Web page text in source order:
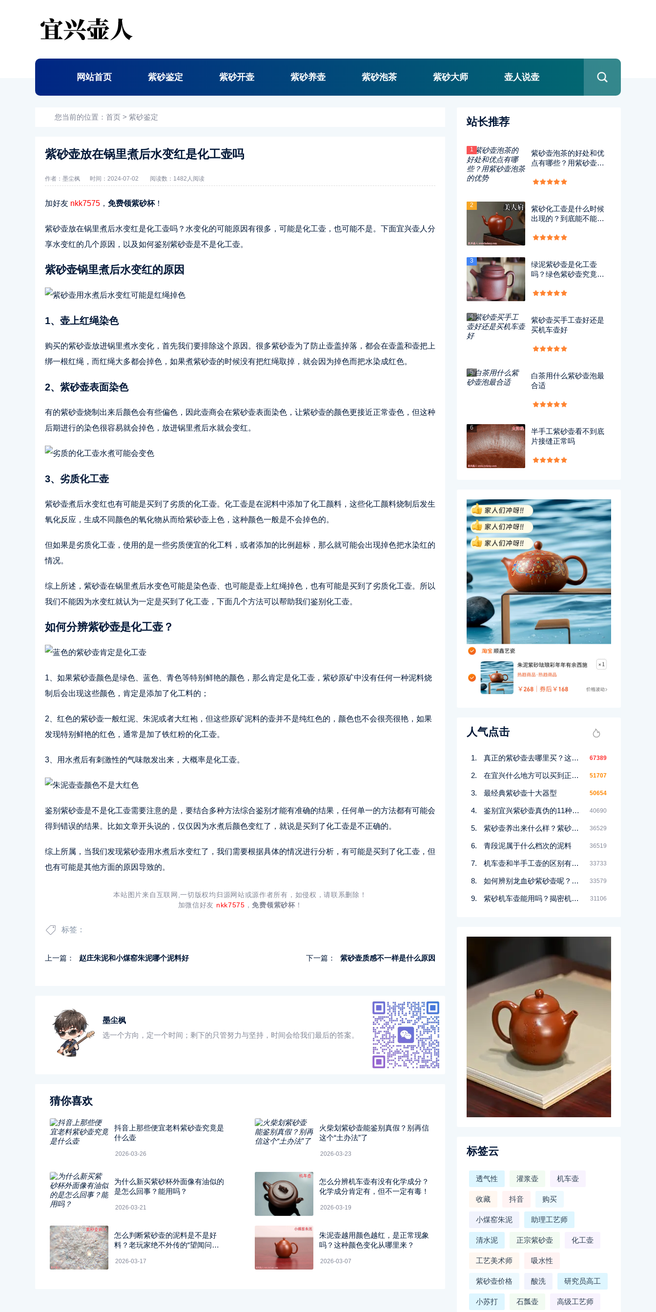
网站首页 紫砂鉴定 紫砂开壶 紫砂养壶 紫砂泡茶 紫砂大师 壶人说壶
您当前的位置： 首页 > 紫砂鉴定
紫砂壶放在锅里煮后水变红是化工壶吗
作者：墨尘枫 时间：2024-07-02 阅读数： 1482人阅读
加好友 nkk7575 ， 免费领紫砂杯！
紫砂壶放在锅里煮后水变红是化工壶吗？水变化的可能原因有很多，可能是化工壶，也可能不是。下面宜兴壶人分
享水变红的几个原因，以及如何鉴别紫砂壶是不是化工壶。
紫砂壶锅里煮后水变红的原因
1、壶上红绳染色
购买的紫砂壶放进锅里煮水变化，首先我们要排除这个原因。很多紫砂壶为了防止壶盖掉落，都会在壶盖和壶把上
绑一根红绳，而红绳大多都会掉色，如果煮紫砂壶的时候没有把红绳取掉，就会因为掉色而把水染成红色。
2、紫砂壶表面染色
有的紫砂壶烧制出来后颜色会有些偏色，因此壶商会在紫砂壶表面染色，让紫砂壶的颜色更接近正常壶色，但这种
后期进行的染色很容易就会掉色，放进锅里煮后水就会变红。
3、劣质化工壶
紫砂壶煮后水变红也有可能是买到了劣质的化工壶。化工壶是在泥料中添加了化工颜料，这些化工颜料烧制后发生
氧化反应，生成不同颜色的氧化物从而给紫砂壶上色，这种颜色一般是不会掉色的。
但如果是劣质化工壶，使用的是一些劣质便宜的化工料，或者添加的比例超标，那么就可能会出现掉色把水染红的
情况。
综上所述，紫砂壶在锅里煮后水变色可能是染色壶、也可能是壶上红绳掉色，也有可能是买到了劣质化工壶。所以
我们不能因为水变红就认为一定是买到了化工壶，下面几个方法可以帮助我们鉴别化工壶。
如何分辨紫砂壶是化工壶？
1、如果紫砂壶颜色是绿色、蓝色、青色等特别鲜艳的颜色，那么肯定是化工壶，紫砂原矿中没有任何一种泥料烧
制后会出现这些颜色，肯定是添加了化工料的；
2、红色的紫砂壶一般红泥、朱泥或者大红袍，但这些原矿泥料的壶并不是纯红色的，颜色也不会很亮很艳，如果
发现特别鲜艳的红色，通常是加了铁红粉的化工壶。
3、用水煮后有刺激性的气味散发出来，大概率是化工壶。
鉴别紫砂壶是不是化工壶需要注意的是，要结合多种方法综合鉴别才能有准确的结果，任何单一的方法都有可能会
得到错误的结果。比如文章开头说的，仅仅因为水煮后颜色变红了，就说是买到了化工壶是不正确的。
综上所属，当我们发现紫砂壶用水煮后水变红了，我们需要根据具体的情况进行分析，有可能是买到了化工壶，但
也有可能是其他方面的原因导致的。
本站图片来自互联网,一切版权均归源网站或源作者所有，如侵权，请联系删除！
加微信好友 nkk7575 ，免费领紫砂杯！
标签：
上一篇： 赵庄朱泥和小煤窑朱泥哪个泥料好 下一篇： 紫砂壶质感不一样是什么原因
墨尘枫
选一个方向，定一个时间；剩下的只管努力与坚持，时间会给我们最后的答案。
猜你喜欢
抖音上那些便宜老料紫砂壶究竟是
什么壶
2026-03-26
火柴划紫砂壶能鉴别真假？别再信
这个“土办法”了
2026-03-23
为什么新买紫砂杯外面像有油似的
是怎么回事？能用吗？
2026-03-21
怎么分辨机车壶有没有化学成分？
化学成分肯定有，但不一定有毒！
2026-03-19
怎么判断紫砂壶的泥料是不是好
料？老玩家绝不外传的“望闻问
2026-03-17
朱泥壶越用颜色越红，是正常现象
吗？这种颜色变化从哪里来？
2026-03-07
站长推荐
1
紫砂壶泡茶的好处和优
点有哪些？用紫砂壶泡
2
紫砂化工壶是什么时候
出现的？到底能不能
3
绿泥紫砂壶是化工壶
吗？绿色紫砂壶究竟有
4
紫砂壶买手工壶好还是
买机车壶好
5
白茶用什么紫砂壶泡最
合适
6
半手工紫砂壶看不到底
片接缝正常吗
人气点击
真正的紫砂壶去哪里买？这几个地方都能买到！ 67389
在宜兴什么地方可以买到正宗紫砂壶 51707
最经典紫砂壶十大器型 50654
鉴别宜兴紫砂壶真伪的11种好方法 40690
紫砂壶养出来什么样？紫砂壶包浆前后对比图鉴赏 36529
青段泥属于什么档次的泥料 36519
机车壶和半手工壶的区别有哪些 33733
如何辨别龙血砂紫砂壶呢？记住一点 33579
紫砂机车壶能用吗？揭密机车壶的真实面目 31106
标签云
透气性 灌浆壶 机车壶
收藏 抖音 购买
小煤窑朱泥 助理工艺师
清水泥 正宗紫砂壶 化工壶
工艺美术师 吸水性
紫砂壶价格 酸洗 研究员高工
小苏打 石瓢壶 高级工艺师